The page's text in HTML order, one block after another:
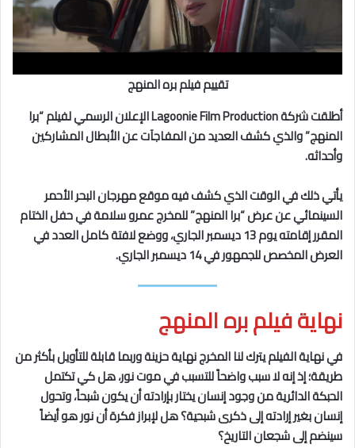
تقييم فيلم بره المنهج
أطلقت شركة Lagoonie Film Production الإعلان الرسمي لفيلم “برا
المنهج” والذي كشف العديد من المفاجآت عن الأبطال المشاركين
وأحداثه.
يأتي ذلك في الوقت الذي كشف فيه موقع مهرجان البحر الأحمر
السينمائي عن عرض “برا المنهج” للمخرج عمرو سلامة في حفل الختام
المقرر إقامته يوم 13 ديسمبر الجاري، ووضع لافتة كامل العدد في
العرض المخصص للجمهور في 14 ديسمبر الجاري.
نهاية فيلم بره المنهج
في نهاية الفيلم يترك لنا المخرج نهاية حزينة وربما قابلة للتأويل بأكثر من
طريقة؛ إذ إنه لا سبب واضحاً للتسبب في موت نور، هل كي تكتمل
الحبكة الدائرية من وجود إنسان يختار بإرادته أن يكون شبحاً، وتحول
إنسان بغير إرادته إلى ذكرى شبحية؟ هل لإبراز فكرة أن نور هو أيضاً
سينضم إلى شجعان التاريخ؟